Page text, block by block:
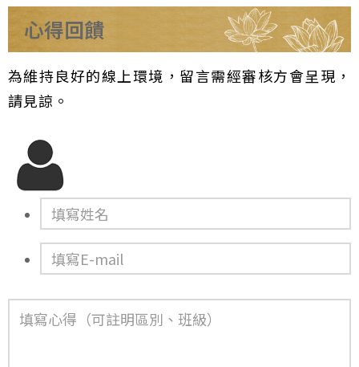
心得回饋
為維持良好的線上環境，留言需經審核方會呈現，
請見諒。